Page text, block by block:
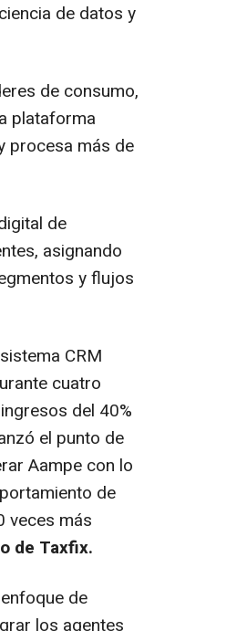
de datos y
de consumo,
plataforma
procesa más de
de
asignando
y flujos
CRM
cuatro
del 40%
el punto de
Aampe con lo
de
veces más
de Taxfix.
de
los agentes